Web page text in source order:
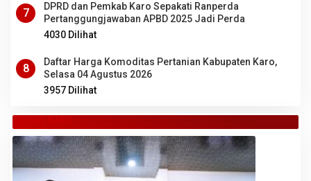
7
DPRD dan Pemkab Karo Sepakati Ranperda
Pertanggungjawaban APBD 2025 Jadi Perda
4030 Dilihat
8
Daftar Harga Komoditas Pertanian Kabupaten Karo,
Selasa 04 Agustus 2026
3957 Dilihat
TANAH KARO